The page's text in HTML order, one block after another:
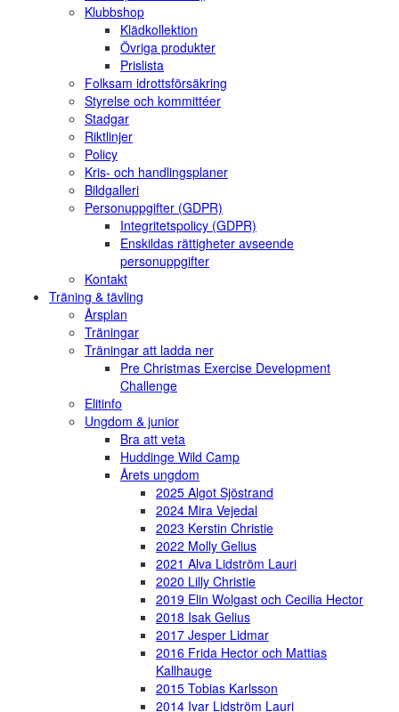
Klubbshop
Klädkollektion
Övriga produkter
Prislista
Folksam idrottsförsäkring
Styrelse och kommittéer
Stadgar
Riktlinjer
Policy
Kris- och handlingsplaner
Bildgalleri
Personuppgifter (GDPR)
Integritetspolicy (GDPR)
Enskildas rättigheter avseende
personuppgifter
Kontakt
Träning & tävling
Årsplan
Träningar
Träningar att ladda ner
Pre Christmas Exercise Development
Challenge
Elitinfo
Ungdom & junior
Bra att veta
Huddinge Wild Camp
Årets ungdom
2025 Algot Sjöstrand
2024 Mira Vejedal
2023 Kerstin Christie
2022 Molly Gelius
2021 Alva Lidström Lauri
2020 Lilly Christie
2019 Elin Wolgast och Cecilia Hector
2018 Isak Gelius
2017 Jesper Lidmar
2016 Frida Hector och Mattias
Kallhauge
2015 Tobias Karlsson
2014 Ivar Lidström Lauri